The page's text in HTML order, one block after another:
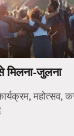
मिलना-जुलना
महोत्सव,